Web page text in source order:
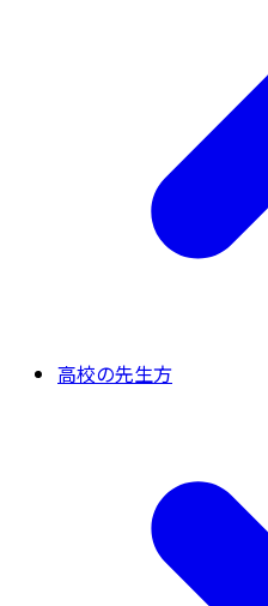
高校の先生方